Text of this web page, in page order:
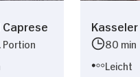
Portion
80 min
Leicht